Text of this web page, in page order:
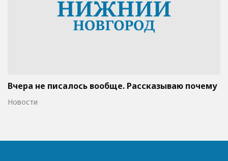
Вчера не писалось вообще. Рассказываю почему
Новости